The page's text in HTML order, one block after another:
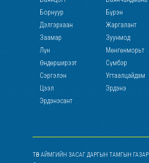
Борнуур
Бүрэн
Дэлгэрхаан
Жаргалант
Заамар
Зуунмод
Лүн
Мөнгөнморьт
Өндөрширээт
Сүмбэр
Сэргэлэн
Угтаалцайдам
Цээл
Эрдэнэ
Эрдэнэсант
ТӨВ АЙМГИЙН ЗАСАГ ДАРГЫН ТАМГЫН ГАЗАР